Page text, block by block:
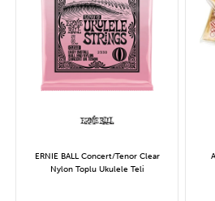
ERNIE BALL Concert/Tenor Clear
Nylon Toplu Ukulele Teli